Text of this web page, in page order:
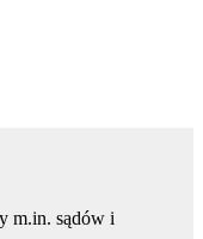
m.in. sądów i